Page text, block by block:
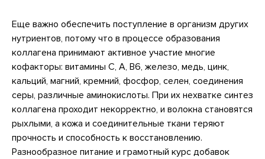
Еще важно обеспечить поступление в организм других
нутриентов, потому что в процессе образования
коллагена принимают активное участие многие
кофакторы: витамины С, А, В6, железо, медь, цинк,
кальций, магний, кремний, фосфор, селен, соединения
серы, различные аминокислоты. При их нехватке синтез
коллагена проходит некорректно, и волокна становятся
рыхлыми, а кожа и соединительные ткани теряют
прочность и способность к восстановлению.
Разнообразное питание и грамотный курс добавок